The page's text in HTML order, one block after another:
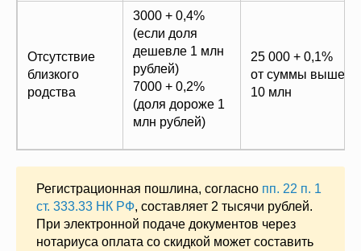
Отсутствие
близкого
родства
3000 + 0,4%
(если доля
дешевле 1 млн
рублей)
7000 + 0,2%
(доля дороже 1
млн рублей)
25 000 + 0,1%
от суммы выше
10 млн
Регистрационная пошлина, согласно пп. 22 п. 1
ст. 333.33 НК РФ, составляет 2 тысячи рублей.
При электронной подаче документов через
нотариуса оплата со скидкой может составить